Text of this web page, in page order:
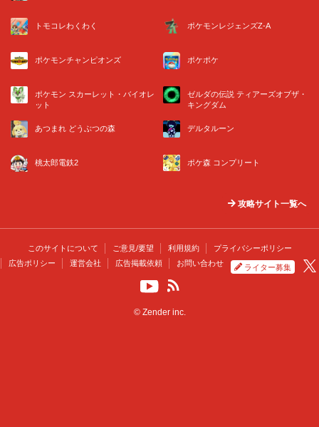
トモコレわくわく ポケモンレジェンズZ-A
ポケモンチャンピオンズ ポケポケ
ポケモン スカーレット・バイオレ
ット
ゼルダの伝説 ティアーズオブザ・
キングダム
あつまれ どうぶつの森 デルタルーン
桃太郎電鉄2 ポケ森 コンプリート
攻略サイト一覧へ
このサイトについて ご意見/要望 利用規約
プライバシーポリシー
広告ポリシー
運営会社 広告掲載依頼 お問い合わせ ライター募集
© Zender inc.